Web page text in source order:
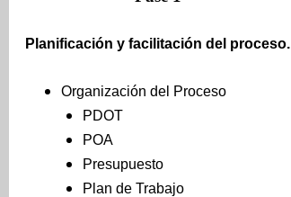
Planificación y facilitación del proceso.
Organización del Proceso
PDOT
POA
Presupuesto
Plan de Trabajo